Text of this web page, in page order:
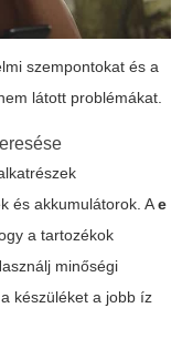
szempontokat és a
látott problémákat.
és akkumulátorok. Ae
a tartozékok
minőségi
készüléket a jobb íz